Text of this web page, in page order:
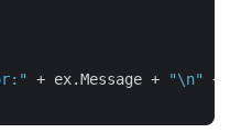
+ ex.Message + "\n"
+